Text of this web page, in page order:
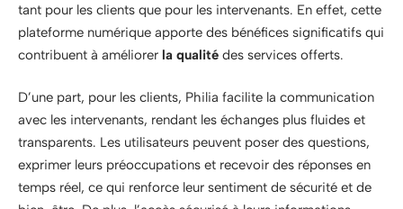
tant pour les clients que pour les intervenants. En effet, cette
plateforme numérique apporte des bénéfices significatifs qui
contribuent à améliorer la qualité des services offerts.
D’une part, pour les clients, Philia facilite la communication
avec les intervenants, rendant les échanges plus fluides et
transparents. Les utilisateurs peuvent poser des questions,
exprimer leurs préoccupations et recevoir des réponses en
temps réel, ce qui renforce leur sentiment de sécurité et de